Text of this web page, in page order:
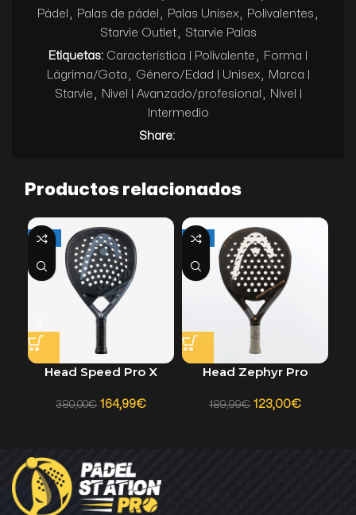
Pádel
Palas de pádel Palas Unisex Polivalentes
Starvie Outlet
Starvie Palas
Etiquetas: Característica | Polivalente
Forma |
Lágrima/Gota
Género/Edad | Unisex
Marca |
Starvie
Nivel | Avanzado/profesional
Nivel |
Intermedio
Share:
Productos relacionados
-57%
Head Speed Pro X
380,00€ 164,99€
-35%
Head Zephyr Pro
189,99€ 123,00€